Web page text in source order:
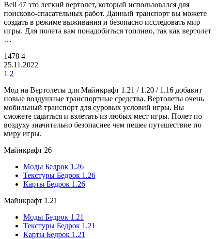
Bell 47 это легкий вертолет, который использовался для
поисково-спасательных работ. Данный транспорт вы можете
создать в режиме выживания и безопасно исследовать мир
игры. Для полета вам понадобиться топливо, так как вертолет
…
1478 4
25.11.2022
1 2
Мод на Вертолеты для Майнкрафт 1.21 / 1.20 / 1.16 добавит
новые воздушные транспортные средства. Вертолеты очень
мобильный транспорт для суровых условий игры. Вы
сможете садиться и взлетать из любых мест игры. Полет по
воздуху значительно безопаснее чем пешее путешествие по
миру игры.
Майнкрафт 26
Моды Бедрок 1.26
Текстуры Бедрок 1.26
Карты Бедрок 1.26
Майнкрафт 1.21
Моды Бедрок 1.21
Текстуры Бедрок 1.21
Карты Бедрок 1.21